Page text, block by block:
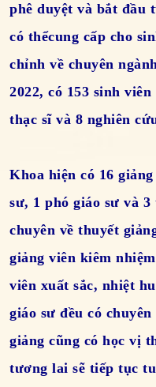
phê duyệt và bắt đầu
có thểcung cấp cho
chỉnh về chuyên
2022, có 153 sinh
thạc sĩ và 8 nghiên
Khoa hiện có 16
sư, 1 phó giáo sư và
chuyên về thuyết
giảng viên kiêm
viên xuất sắc, nhiệt
giáo sư đều có
giảng cũng có học vị
tương lai sẽ tiếp tục